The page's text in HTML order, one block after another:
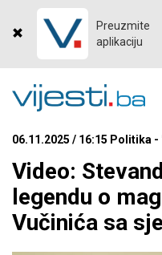
Preuzmite
aplikaciju
06.11.2025 / 16:15 Politika
Video:
legendu o
Vučinića sa